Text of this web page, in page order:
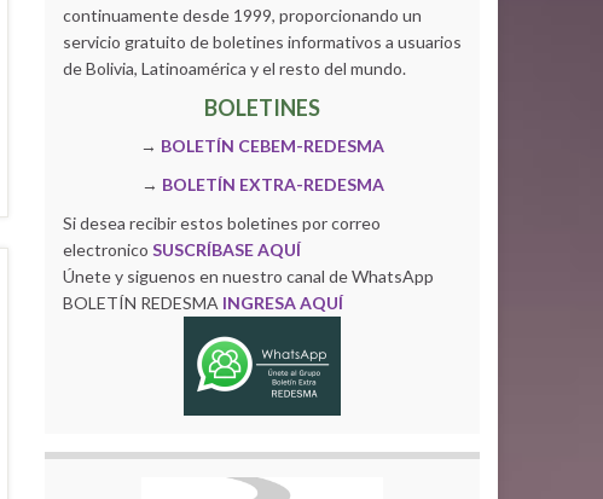
continuamente desde 1999, proporcionando un
servicio gratuito de boletines informativos a usuarios
de Bolivia, Latinoamérica y el resto del mundo.
BOLETINES
→ BOLETÍN CEBEM-REDESMA
→ BOLETÍN EXTRA-REDESMA
Si desea recibir estos boletines por correo
electronico SUSCRÍBASE AQUÍ
Únete y siguenos en nuestro canal de WhatsApp
BOLETÍN REDESMA INGRESA AQUÍ